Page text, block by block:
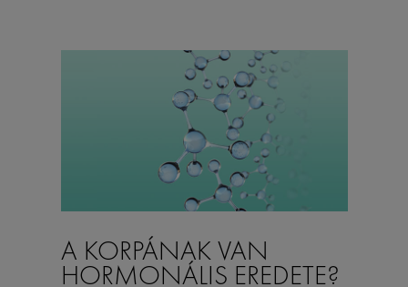
A KORPÁNAK VAN
HORMONÁLIS EREDETE?